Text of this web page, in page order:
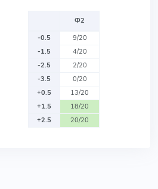
Ф2
-0.5
9/20
-1.5
4/20
-2.5
2/20
-3.5
0/20
+0.5
13/20
+1.5
18/20
+2.5
20/20